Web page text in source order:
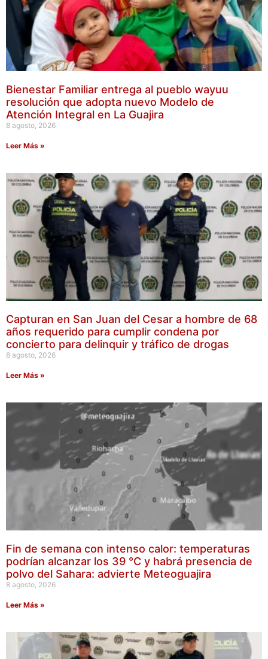
Bienestar Familiar entrega al pueblo wayuu
resolución que adopta nuevo Modelo de
Atención Integral en La Guajira
8 agosto, 2026
Leer Más »
Capturan en San Juan del Cesar a hombre de 68
años requerido para cumplir condena por
concierto para delinquir y tráfico de drogas
8 agosto, 2026
Leer Más »
Fin de semana con intenso calor: temperaturas
podrían alcanzar los 39 °C y habrá presencia de
polvo del Sahara: advierte Meteoguajira
8 agosto, 2026
Leer Más »